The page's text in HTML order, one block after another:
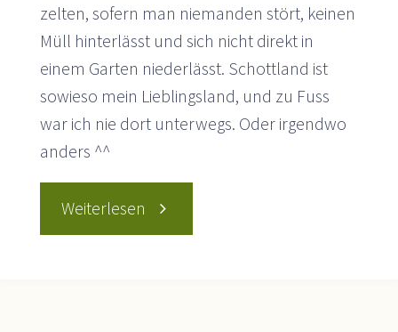
zelten, sofern man niemanden stört, keinen
Müll hinterlässt und sich nicht direkt in
einem Garten niederlässt. Schottland ist
sowieso mein Lieblingsland, und zu Fuss
war ich nie dort unterwegs. Oder irgendwo
anders ^^
Weiterlesen